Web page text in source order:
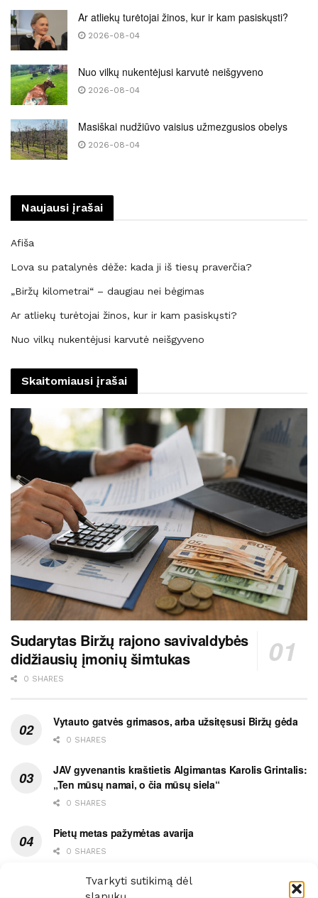
Tvarkyti sutikimą dėl
Ar atliekų turėtojai žinos, kur ir kam pasiskųsti?
2026-08-04
Nuo vilkų nukentėjusi karvutė neišgyveno
2026-08-04
Masiškai nudžiūvo vaisius užmezgusios obelys
2026-08-04
Naujausi įrašai
Afiša
Lova su patalynės dėže: kada ji iš tiesų praverčia?
„Biržų kilometrai“ – daugiau nei bėgimas
Ar atliekų turėtojai žinos, kur ir kam pasiskųsti?
Nuo vilkų nukentėjusi karvutė neišgyveno
Skaitomiausi įrašai
Sudarytas Biržų rajono savivaldybės
didžiausių įmonių šimtukas
0 SHARES
Vytauto gatvės grimasos, arba užsitęsusi Biržų gėda
0 SHARES
JAV gyvenantis kraštietis Algimantas Karolis Grintalis:
„Ten mūsų namai, o čia mūsų siela“
0 SHARES
Pietų metas pažymėtas avarija
0 SHARES
Ypatingas dviejų medikių likimo ryšys